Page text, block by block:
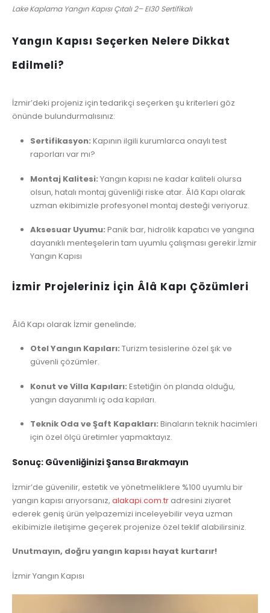
Lake Kaplama Yangın Kapısı Çıtalı 2– EI30 Sertifikalı
Yangın Kapısı Seçerken Nelere Dikkat
Edilmeli?
İzmir’deki projeniz için tedarikçi seçerken şu kriterleri göz
önünde bulundurmalısınız:
Sertifikasyon: Kapının ilgili kurumlarca onaylı test
raporları var mı?
Montaj Kalitesi: Yangın kapısı ne kadar kaliteli olursa
olsun, hatalı montaj güvenliği riske atar. Âlâ Kapı olarak
uzman ekibimizle profesyonel montaj desteği veriyoruz.
Aksesuar Uyumu: Panik bar, hidrolik kapatıcı ve yangına
dayanıklı menteşelerin tam uyumlu çalışması gerekir.İzmir
Yangın Kapısı
İzmir Projeleriniz İçin Âlâ Kapı Çözümleri
Âlâ Kapı olarak İzmir genelinde;
Otel Yangın Kapıları: Turizm tesislerine özel şık ve
güvenli çözümler.
Konut ve Villa Kapıları: Estetiğin ön planda olduğu,
yangın dayanımlı iç oda kapıları.
Teknik Oda ve Şaft Kapakları: Binaların teknik hacimleri
için özel ölçü üretimler yapmaktayız.
Sonuç: Güvenliğinizi Şansa Bırakmayın
İzmir’de güvenilir, estetik ve yönetmeliklere %100 uyumlu bir
yangın kapısı arıyorsanız, alakapi.com.tr adresini ziyaret
ederek geniş ürün yelpazemizi inceleyebilir veya uzman
ekibimizle iletişime geçerek projenize özel teklif alabilirsiniz.
Unutmayın, doğru yangın kapısı hayat kurtarır!
İzmir Yangın Kapısı